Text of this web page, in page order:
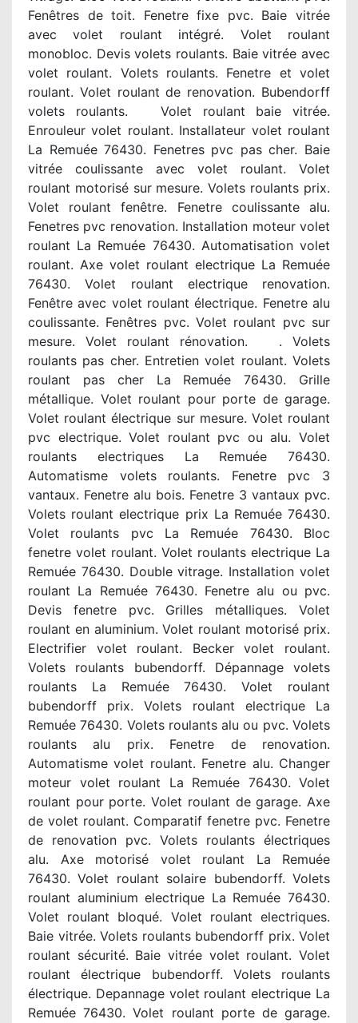
Fenêtres de toit. Fenetre fixe pvc. Baie vitrée
avec volet roulant intégré. Volet roulant
monobloc. Devis volets roulants. Baie vitrée avec
volet roulant. Volets roulants. Fenetre et volet
roulant. Volet roulant de renovation. Bubendorff
volets roulants. Volet roulant baie vitrée.
Enrouleur volet roulant. Installateur volet roulant
La Remuée 76430. Fenetres pvc pas cher. Baie
vitrée coulissante avec volet roulant. Volet
roulant motorisé sur mesure. Volets roulants prix.
Volet roulant fenêtre. Fenetre coulissante alu.
Fenetres pvc renovation. Installation moteur volet
roulant La Remuée 76430. Automatisation volet
roulant. Axe volet roulant electrique La Remuée
76430. Volet roulant electrique renovation.
Fenêtre avec volet roulant électrique. Fenetre alu
coulissante. Fenêtres pvc. Volet roulant pvc sur
mesure. Volet roulant rénovation. . Volets
roulants pas cher. Entretien volet roulant. Volets
roulant pas cher La Remuée 76430. Grille
métallique. Volet roulant pour porte de garage.
Volet roulant électrique sur mesure. Volet roulant
pvc electrique. Volet roulant pvc ou alu. Volet
roulants electriques La Remuée 76430.
Automatisme volets roulants. Fenetre pvc 3
vantaux. Fenetre alu bois. Fenetre 3 vantaux pvc.
Volets roulant electrique prix La Remuée 76430.
Volet roulants pvc La Remuée 76430. Bloc
fenetre volet roulant. Volet roulants electrique La
Remuée 76430. Double vitrage. Installation volet
roulant La Remuée 76430. Fenetre alu ou pvc.
Devis fenetre pvc. Grilles métalliques. Volet
roulant en aluminium. Volet roulant motorisé prix.
Electrifier volet roulant. Becker volet roulant.
Volets roulants bubendorff. Dépannage volets
roulants La Remuée 76430. Volet roulant
bubendorff prix. Volets roulant electrique La
Remuée 76430. Volets roulants alu ou pvc. Volets
roulants alu prix. Fenetre de renovation.
Automatisme volet roulant. Fenetre alu. Changer
moteur volet roulant La Remuée 76430. Volet
roulant pour porte. Volet roulant de garage. Axe
de volet roulant. Comparatif fenetre pvc. Fenetre
de renovation pvc. Volets roulants électriques
alu. Axe motorisé volet roulant La Remuée
76430. Volet roulant solaire bubendorff. Volets
roulant aluminium electrique La Remuée 76430.
Volet roulant bloqué. Volet roulant electriques.
Baie vitrée. Volets roulants bubendorff prix. Volet
roulant sécurité. Baie vitrée volet roulant. Volet
roulant électrique bubendorff. Volets roulants
électrique. Depannage volet roulant electrique La
Remuée 76430. Volet roulant porte de garage.